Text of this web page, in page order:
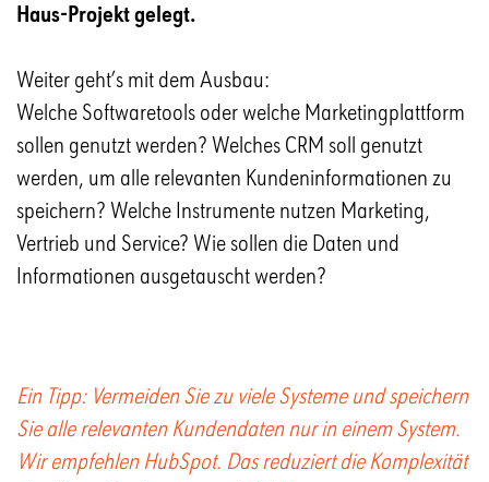
Haus-Projekt gelegt.
Weiter geht’s mit dem Ausbau:
Welche Softwaretools oder welche Marketingplattform
sollen genutzt werden? Welches CRM soll genutzt
werden, um alle relevanten Kundeninformationen zu
speichern? Welche Instrumente nutzen Marketing,
Vertrieb und Service? Wie sollen die Daten und
Informationen ausgetauscht werden?
Ein Tipp: Vermeiden Sie zu viele Systeme und speichern
Sie alle relevanten Kundendaten nur in einem System.
Wir empfehlen HubSpot. Das reduziert die Komplexität